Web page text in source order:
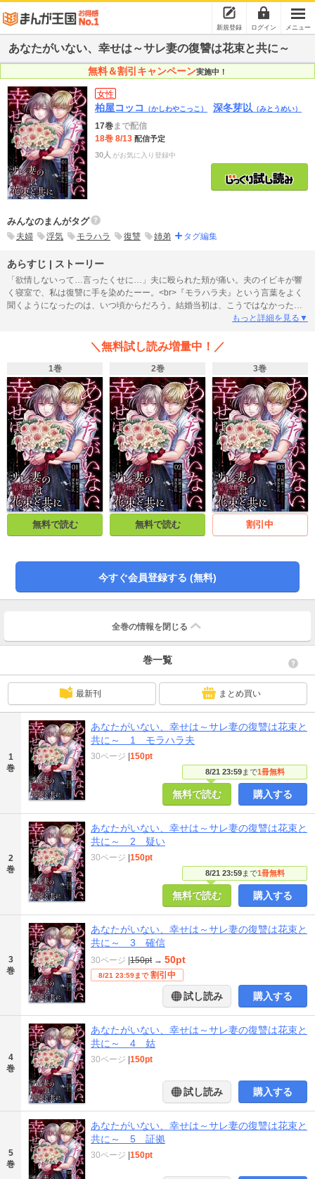
新規登録 ログイン メニュー
あなたがいない、幸せは～サレ妻の復讐は花束と共に～
無料＆割引キャンペーン実施中！
女性
柏屋コッコ （かしわやこっこ） 深冬芽以 （みとうめい）
17巻まで配信
18巻 8/13 配信予定
30人 がお気に入り登録中
みんなのまんがタグ
夫婦 浮気 モラハラ 復讐 姉弟 タグ編集
あらすじ | ストーリー
「欲情しないって…言ったくせに…」夫に殴られた頬が痛い。夫のイビキが響
く寝室で、私は復讐に手を染めたーー。<br>『モラハラ夫』という言葉をよく
聞くようになったのは、いつ頃からだろう。結婚当初は、こうではなかった。
子供が産まれた時、涙を流して喜んでくれた。「この子の名前は幸大だ。めい
に…！<br>冷え切った夫との関係をそれでも修復しようとした朱里だが、やが
てその気持ちを挫く様々な出来事が彼女を襲う。モラハラ、浮気、浪費、姑か
らの扱い。朱里の現状を知った血の繋がらない弟・輝は、姉のために行動を開
始するーー。<br>本格的心理サスペンス復讐劇、開幕！
もっと詳細を見る▼
＼無料試し読み増量中！／
1巻
無料で読む
2巻
無料で読む
3巻
割引中
今すぐ会員登録する (無料)
全巻の情報を 閉じる
巻一覧
最新刊 まとめ買い
1
巻
あなたがいない、幸せは～サレ妻の復讐は花束と
共に～ 1 モラハラ夫
8/21 23:59まで1冊無料
30ページ 150pt
無料で読む 購入する
2
巻
あなたがいない、幸せは～サレ妻の復讐は花束と
共に～ 2 疑い
8/21 23:59まで1冊無料
30ページ 150pt
無料で読む 購入する
3
巻
あなたがいない、幸せは～サレ妻の復讐は花束と
共に～ 3 確信
30ページ 150pt → 50pt
8/21 23:59まで 割引中
試し読み 購入する
4
巻
あなたがいない、幸せは～サレ妻の復讐は花束と
共に～ 4 姑
30ページ 150pt
試し読み 購入する
5
巻
あなたがいない、幸せは～サレ妻の復讐は花束と
共に～ 5 証拠
30ページ 150pt